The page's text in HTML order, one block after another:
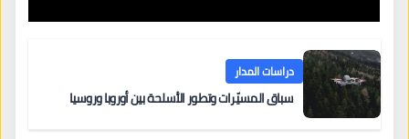
دراسات المدار
سباق المسيّرات وتطور الأسلحة بين أوروبا وروسيا